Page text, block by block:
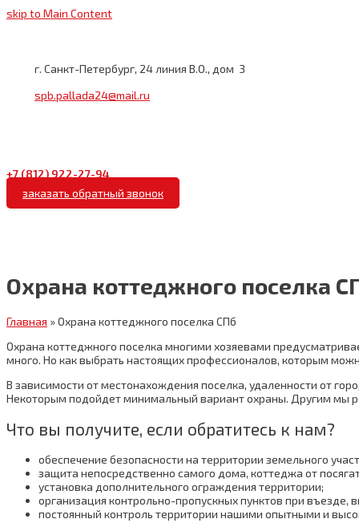
skip to Main Content
г. Санкт-Петербург, 24 линия В.О., дом 3
spb.pallada24@mail.ru
+7 (812) 922-27-94
заказать обратный звонок
Охрана коттеджного поселка
Главная »Охрана коттеджного поселка СПб
Охрана коттеджного поселка многими хозяевами
много. Но как выбрать настоящих профессионалов, которым
В зависимости от местонахождения поселка, удаленности от
Некоторым подойдет минимальный вариант охраны. Другим мы
Что вы получите, если обратитесь к нам?
обеспечение безопасности на территории земельного
защита непосредственно самого дома, коттеджа от
установка дополнительного ограждения территории;
организация контрольно-пропускных пунктов при
постоянный контроль территории нашими опытными и